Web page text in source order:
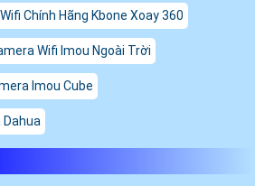
Chính Hãng Kbone Xoay 360
Wifi Imou Ngoài Trời
Imou Cube
Dahua